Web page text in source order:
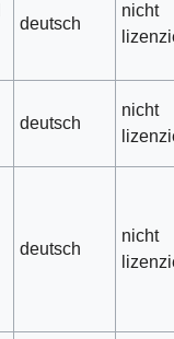
deutsch
nicht
deutsch
nicht
deutsch
nicht